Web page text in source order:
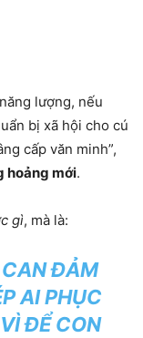
lượng, nếu
bị xã hội cho cú
cấp văn minh”,
hoảng mới.
gì, mà là:
ĐẢM
AI PHỤC
ĐỂ CON